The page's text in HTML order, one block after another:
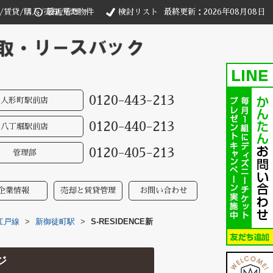
/賃貸/購入/売却/管理
最近見た物件 検討リスト 最終更新：2026年08月08日
人形町駅前店 0120-443-213
八丁堀駅前店 0120-440-213
管理部 0120-405-213
業情報 売却と賃貸管理 お問い合わせ
戸線 > 新御徒町駅 > S-RESIDENCE新